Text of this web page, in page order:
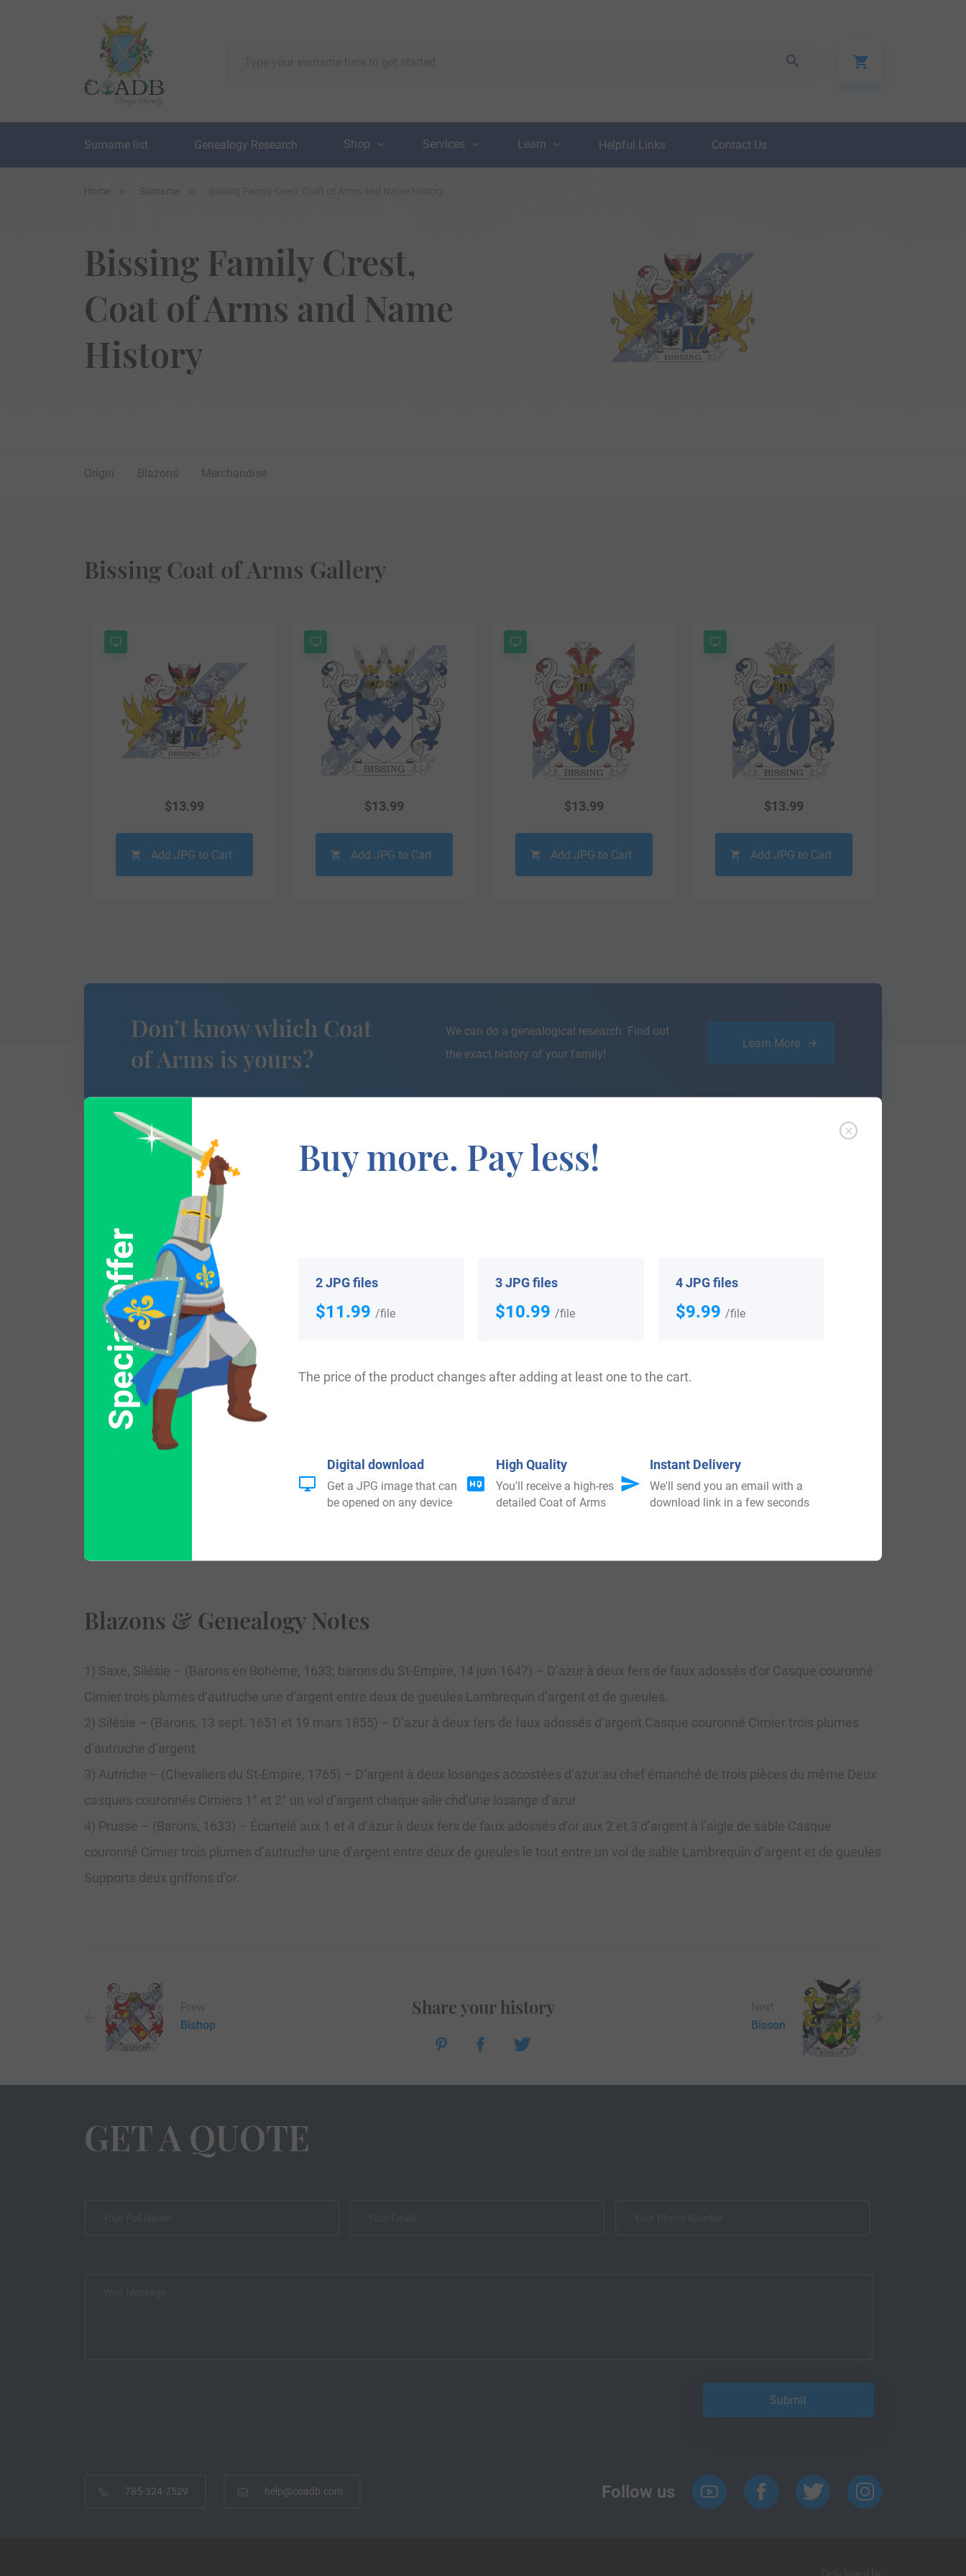
Surname list Genealogy Research Shop Services Learn Helpful Links Contact Us
Home Surname
Bissing Family Crest,
Coat of Arms and Name
History
Origin Blazons Merchandise
Bissing Coat of Arms Gallery
$13.99
Add JPG to Cart
$13.99
Add JPG to Cart
$13.99
Add JPG to Cart
$13.99
Add JPG to Cart
Don’t know which Coat
of Arms is yours?
We can do a genealogical research. Find out
the exact history of your family!
Learn More
Popular products with your Coat of Arms
$79.99
Shop Now Shop Now Shop Now
Blazons & Genealogy Notes
1) Saxe, Silésie – (Barons en Bohème, 1633; barons du St-Empire, 14 juin 1647) – D’azur à deux fers de faux adossés d’or Casque couronné
Cimier trois plumes d’autruche une d’argent entre deux de gueules Lambrequin d’argent et de gueules.
2) Silésie – (Barons, 13 sept. 1651 et 19 mars 1855) – D’azur à deux fers de faux adossés d’argent Casque couronné Cimier trois plumes
d’autruche d’argent
3) Autriche – (Chevaliers du St-Empire, 1765) – D’argent à deux losanges accostées d’azur au chef émanché de trois pièces du même Deux
casques couronnés Cimiers 1° et 2° un vol d’argent chaque aile chd’une losange d’azur
4) Prusse – (Barons, 1633) – Écartelé aux 1 et 4 d’azur à deux fers de faux adossés d’or aux 2 et 3 d’argent à l’aigle de sable Casque
couronné Cimier trois plumes d’autruche une d’argent entre deux de gueules le tout entre un vol de sable Lambrequin d’argent et de gueules
Supports deux griffons d’or.
Bishop
Share your history
Bisson
GET A QUOTE
785-324-2529 help@coadb.com Follow us
Special Offer
Buy more. Pay less!
2 JPG files
$11.99 /file
3 JPG files
$10.99 /file
4 JPG files
$9.99 /file
The price of the product changes after adding at least one to the cart.
Digital download
Get a JPG image that can
be opened on any device
High Quality
You'll receive a high-res
detailed Coat of Arms
Instant Delivery
We'll send you an email with a
download link in a few seconds